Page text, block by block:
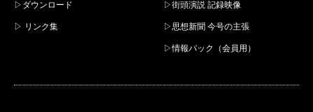
▷ダウンロード
▷ リンク集
▷街頭演説 記録映像
▷思想新聞 今号の主張
▷情報パック（会員用）